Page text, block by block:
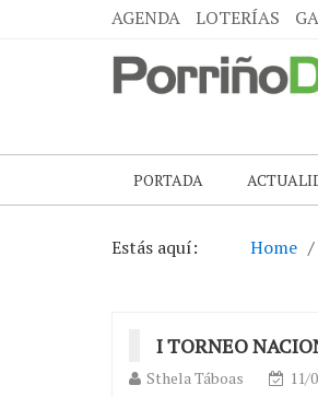
AGENDA LOTERÍAS
PORTADA
Estás aquí: Home
I TORNEO
Sthela Táboas 11/